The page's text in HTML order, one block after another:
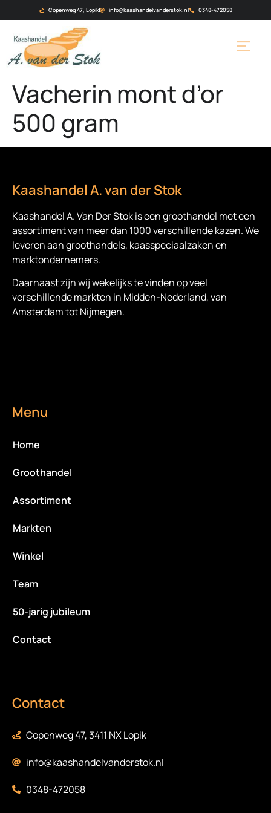
Copenweg 47, Lopik info@kaashandelvanderstok.nl 0348-472058
Vacherin mont d’or
500 gram
Kaashandel A. van der Stok
Kaashandel A. Van Der Stok is eengroothandel met een
assortiment van meer dan 1000 verschillende kazen. We
leveren aan groothandels, kaasspeciaalzaken en
marktondernemers.
Daarnaast zijn wij wekelijks te vinden op veel
verschillende markten in Midden-Nederland, van
Amsterdam tot Nijmegen.
Menu
Home
Groothandel
Assortiment
Markten
Winkel
Team
50-jarig jubileum
Contact
Contact
Copenweg 47, 3411 NX Lopik
info@kaashandelvanderstok.nl
0348-472058